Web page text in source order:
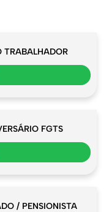
TRABALHADOR
FGTS
/ PENSIONISTA